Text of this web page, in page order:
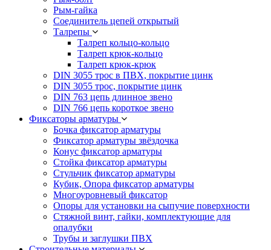
Рым-гайка
Соединитель цепей открытый
Талрепы
Талреп кольцо-кольцо
Талреп крюк-кольцо
Талреп крюк-крюк
DIN 3055 трос в ПВХ, покрытие цинк
DIN 3055 трос, покрытие цинк
DIN 763 цепь длинное звено
DIN 766 цепь короткое звено
Фиксаторы арматуры
Бочка фиксатор арматуры
Фиксатор арматуры звёздочка
Конус фиксатор арматуры
Стойка фиксатор арматуры
Стульчик фиксатор арматуры
Кубик, Опора фиксатор арматуры
Многоуровневый фиксатор
Опоры для установки на сыпучие поверхности
Стяжной винт, гайки, комплектующие для
опалубки
Трубы и заглушки ПВХ